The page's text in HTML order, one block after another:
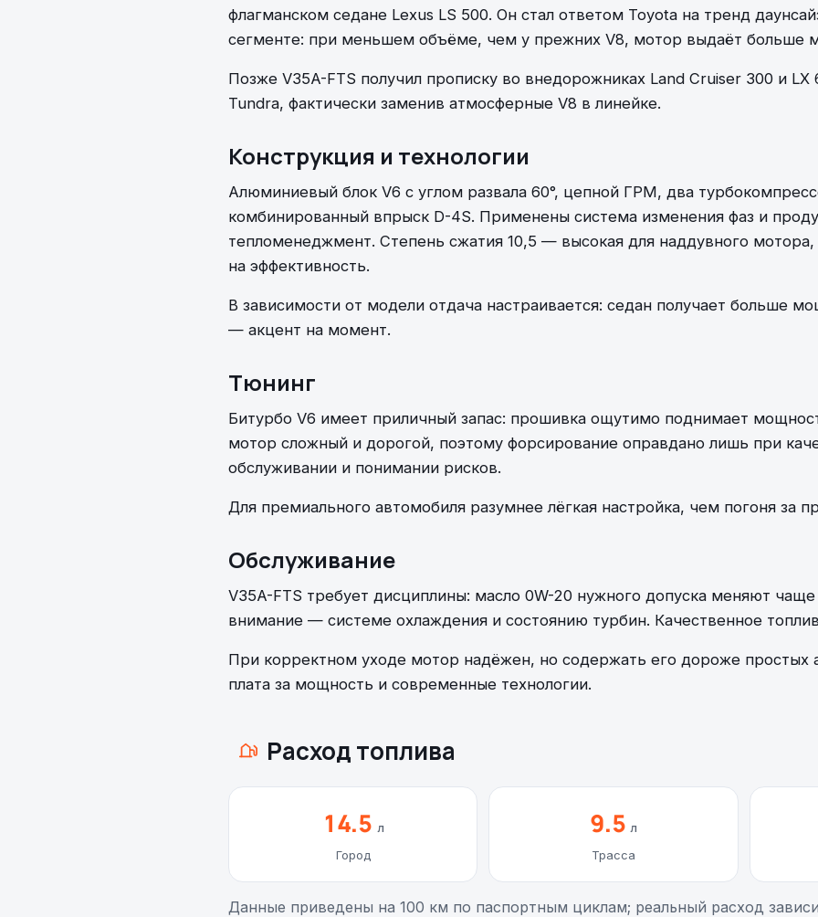
флагманском седане Lexus LS 500. Он стал ответом Toyota на тренд
сегменте: при меньшем объёме, чем у прежних V8, мотор выдаёт больше
Позже V35A-FTS получил прописку во внедорожниках Land Cruiser 300 и LX
Tundra, фактически заменив атмосферные V8 в линейке.
Конструкция и технологии
Алюминиевый блок V6 с углом развала 60°, цепной ГРМ, два
комбинированный впрыск D-4S. Применены система изменения фаз и
тепломенеджмент. Степень сжатия 10,5 — высокая для наддувного мотора,
на эффективность.
В зависимости от модели отдача настраивается: седан получает больше
— акцент на момент.
Тюнинг
Битурбо V6 имеет приличный запас: прошивка ощутимо поднимает
мотор сложный и дорогой, поэтому форсирование оправдано лишь при
обслуживании и понимании рисков.
Для премиального автомобиля разумнее лёгкая настройка, чем погоня за
Обслуживание
V35A-FTS требует дисциплины: масло 0W-20 нужного допуска меняют
внимание — системе охлаждения и состоянию турбин. Качественное
При корректном уходе мотор надёжен, но содержать его дороже простых
плата за мощность и современные технологии.
Расход топлива
14.5 л
Город
9.5л
Трасса
Данные приведены на 100 км по паспортным циклам; реальный расход